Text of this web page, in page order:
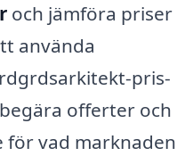
och jämföra priser
använda
pris-
offerter och
vad marknaden